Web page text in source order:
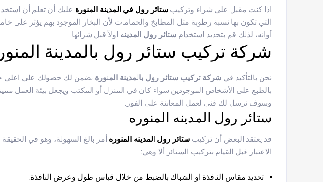
اذا كنت مقبل على شراء وتركيب ستائر رول في المدينة المنورة عليك أن تعلم أن
التي تكون بها نسبة رطوبة مثل المطابخ والحمامات لأن البخار الموجود بهم يؤثر على
أوانه، لذلك قم بتحديد استخدام ستائر رول المدينه اولاً قبل شرائها.
شركة تركيب ستائر رول بالمدينة
نحن بالتأكيد في شركة تركيب ستائر رول بالمدينة المنورة نضمن لك حصولك على اعلى
بالطبع على الأشخاص الموجودين سواء كان في المنزل أو المكتب ويجعل بيئة العمل
وسوف نرسل لك فني لعمل المعاينة على الفور.
ستائر رول المدينه المنوره
قد يعتقد البعض أن تركيب ستائر رول المدينه المنوره أمر بالغ السهولة، وهو في
الاعتبار قبل القيام بتركيب الستائر ألا وهي:
تحديد مقاس النافذة او الشباك بالضبط من خلال قياس طول وعرض النافذة.